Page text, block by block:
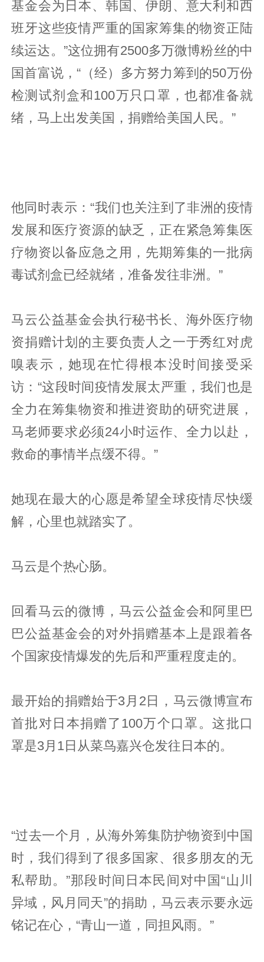
基金会为日本、韩国、伊朗、意大利和西
班牙这些疫情严重的国家筹集的物资正陆
续运达。”这位拥有2500多万微博粉丝的中
国首富说，“（经）多方努力筹到的50万份
检测试剂盒和100万只口罩，也都准备就
绪，马上出发美国，捐赠给美国人民。”
他同时表示：“我们也关注到了非洲的疫情
发展和医疗资源的缺乏，正在紧急筹集医
疗物资以备应急之用，先期筹集的一批病
毒试剂盒已经就绪，准备发往非洲。”
马云公益基金会执行秘书长、海外医疗物
资捐赠计划的主要负责人之一于秀红对虎
嗅表示，她现在忙得根本没时间接受采
访：“这段时间疫情发展太严重，我们也是
全力在筹集物资和推进资助的研究进展，
马老师要求必须24小时运作、全力以赴，
救命的事情半点缓不得。”
她现在最大的心愿是希望全球疫情尽快缓
解，心里也就踏实了。
马云是个热心肠。
回看马云的微博，马云公益金会和阿里巴
巴公益基金会的对外捐赠基本上是跟着各
个国家疫情爆发的先后和严重程度走的。
最开始的捐赠始于3月2日，马云微博宣布
首批对日本捐赠了100万个口罩。这批口
罩是3月1日从菜鸟嘉兴仓发往日本的。
“过去一个月，从海外筹集防护物资到中国
时，我们得到了很多国家、很多朋友的无
私帮助。”那段时间日本民间对中国“山川
异域，风月同天”的捐助，马云表示要永远
铭记在心，“青山一道，同担风雨。”